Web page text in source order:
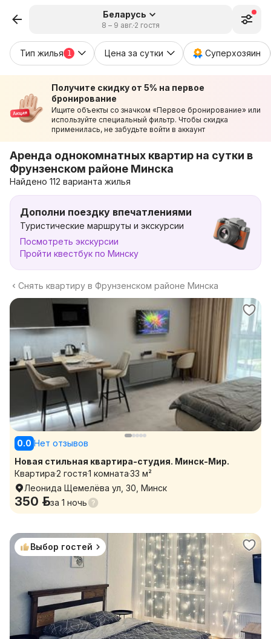
Беларусь
8 – 9 авг. 2 гостя
Тип жилья 1 Цена за сутки Суперхозяин
Получите скидку от 5% на первое
бронирование
Ищите объекты со значком «Первое бронирование» или
используйте специальный фильтр. Чтобы скидка
применилась, не забудьте войти в аккаунт
Аренда однокомнатных квартир на сутки в
Фрунзенском районе Минска
Найдено 112 варианта жилья
Дополни поездку впечатлениями
Туристические маршруты и экскурсии
Посмотреть экскурсии
Пройти квестбук по Минску
Снять квартиру в Фрунзенском районе Минска
0.0 Нет отзывов
Новая стильная квартира-студия. Минск-Мир.
Квартира2 гостя1 комната33 м²
Леонида Щемелёва ул, 30, Минск
350 р.за 1 ночь
Выбор гостей